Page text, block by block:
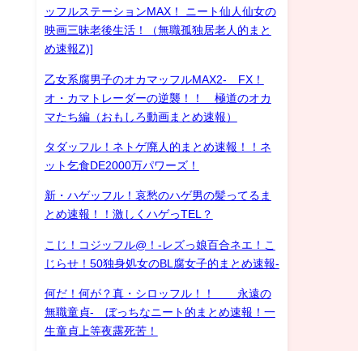
ッフルステーションMAX！ ニート仙人仙女の
映画三昧老後生活！（無職孤独居老人的まと
め速報Z)]
乙女系腐男子のオカマッフルMAX2- FX！
オ・カマトレーダーの逆襲！！ 極道のオカ
マたち編（おもしろ動画まとめ速報）
タダッフル！ネトゲ廃人的まとめ速報！！ネ
ット乞食DE2000万パワーズ！
新・ハゲッフル！哀愁のハゲ男の髪ってるま
とめ速報！！激しくハゲっTEL？
こじ！コジッフル@！-レズっ娘百合ネエ！こ
じらせ！50独身処女のBL腐女子的まとめ速報-
何だ！何が？真・シロッフル！！ 永遠の
無職童貞- ぼっちなニート的まとめ速報！一
生童貞上等夜露死苦！